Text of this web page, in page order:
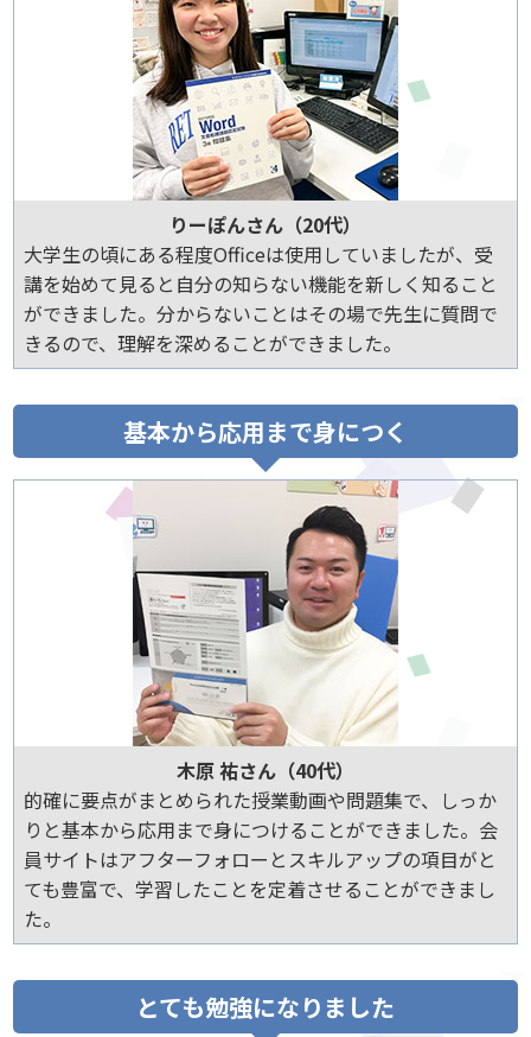
りーぽんさん（20代）
大学生の頃にある程度Officeは使用していましたが、受
講を始めて見ると自分の知らない機能を新しく知ること
ができました。分からないことはその場で先生に質問で
きるので、理解を深めることができました。
基本から応用まで身につく
木原 祐さん（40代）
的確に要点がまとめられた授業動画や問題集で、しっか
りと基本から応用まで身につけることができました。会
員サイトはアフターフォローとスキルアップの項目がと
ても豊富で、学習したことを定着させることができまし
た。
とても勉強になりました